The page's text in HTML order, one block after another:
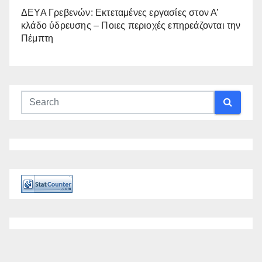
ΔΕΥΑ Γρεβενών: Εκτεταμένες εργασίες στον Α’
κλάδο ύδρευσης – Ποιες περιοχές επηρεάζονται την
Πέμπτη